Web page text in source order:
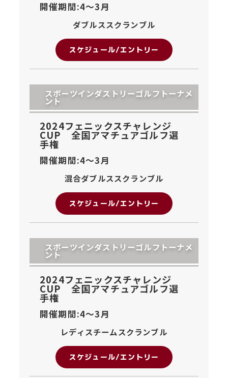
開催期間:4〜3月
ダブルススクランブル
スケジュール/エントリー
スポーツインダストリーゴルフトーナメ
ント
2024フェニックスチャレンジ
CUP 全国アマチュアゴルフ選
手権
開催期間:4〜3月
混合ダブルススクランブル
スケジュール/エントリー
スポーツインダストリーゴルフトーナメ
ント
2024フェニックスチャレンジ
CUP 全国アマチュアゴルフ選
手権
開催期間:4〜3月
レディスチームスクランブル
スケジュール/エントリー